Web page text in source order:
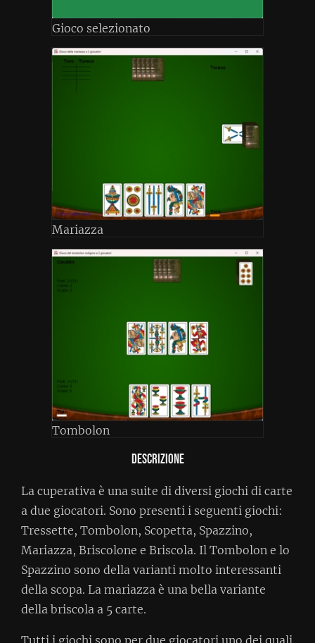
Gioco selezionato
Mariazza
Tombolon
Descrizione
La cuperativa è una suite di diversi giochi di carte
a due giocatori. Sono presenti i seguenti giochi:
Tressette, Tombolon, Scopetta, Spazzino,
Mariazza, Briscolone e Briscola. Il Tombolon e lo
Spazzino sono della varianti molto interessanti
della scopa. La mariazza è una bella variante
della briscola a 5 carte.
Tutti i giochi sono per due giocatori uno dei quali